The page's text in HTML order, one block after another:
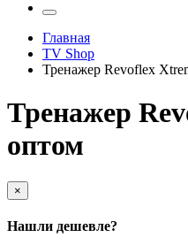
Главная
TV Shop
Тренажер Revoflex
Тренажер
оптом
×
Нашли дешевле?